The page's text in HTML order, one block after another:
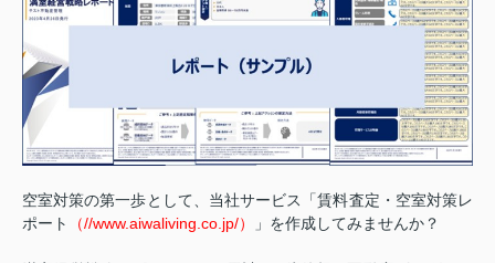
空室対策の第一歩として、当社サービス「賃料査定・空室対策レ
ポート
（//www.aiwaliving.co.jp/） 」を作成してみませんか？